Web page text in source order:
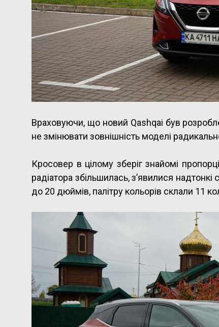
Враховуючи, що новий Qashqai був
не змінювати зовнішність моделі
Кросовер в цілому зберіг знайомі
радіатора збільшилась, з’явилися
до 20 дюймів, палітру кольорів склали 11